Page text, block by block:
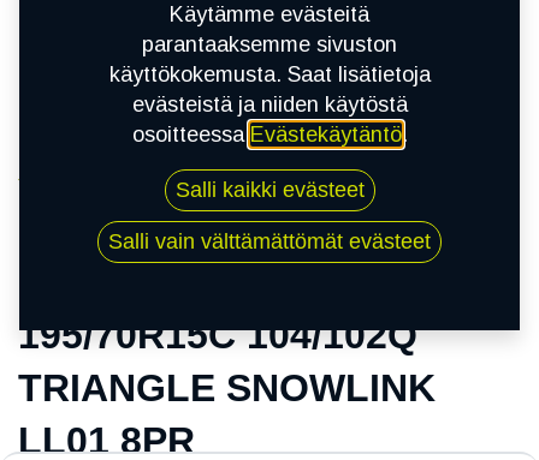
195/70R15C 104/102Q TRIANGLE SNOWLINK
LL01 8PR
195/70R15C 104/102Q
TRIANGLE SNOWLINK
LL01 8PR
Käytämme evästeitä
parantaaksemme sivuston
käyttökokemusta. Saat lisätietoja
evästeistä ja niiden käytöstä
osoitteessa Evästekäytäntö.
Salli kaikki evästeet
Salli vain välttämättömät evästeet